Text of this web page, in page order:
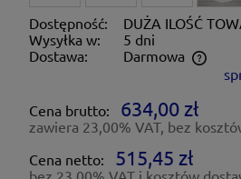
Dostępność:
DUŻA ILOŚĆ
Wysyłka w:
5 dni
Dostawa:
Darmowa
Cena nie zawiera ewentualnych
Cena brutto:
634,00 zł
zawiera 23,00% VAT, bez
Cena netto:
515,45 zł
bez 23,00% VAT i kosztów